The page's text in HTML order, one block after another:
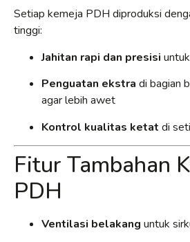
Setiap kemeja PDH diproduksi
tinggi:
Jahitan rapi dan presisi
Penguatan ekstra di bagian
agar lebih awet
Kontrol kualitas ketat di
Fitur Tambahan
PDH
Ventilasi belakang untuk